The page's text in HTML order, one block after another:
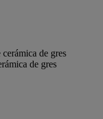
de gres